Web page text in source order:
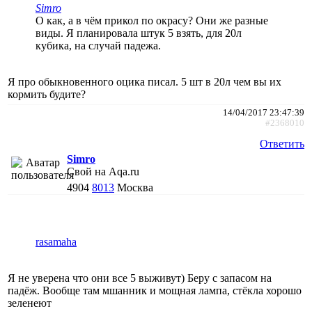
Simro
О как, а в чём прикол по окрасу? Они же разные
виды. Я планировала штук 5 взять, для 20л
кубика, на случай падежа.
Я про обыкновенного оцика писал. 5 шт в 20л чем вы их
кормить будите?
14/04/2017 23:47:39
#2368010
Ответить
Simro
Свой на Aqa.ru
4904 8013 Москва
rasamaha
Я не уверена что они все 5 выживут) Беру с запасом на
падёж. Вообще там мшанник и мощная лампа, стёкла хорошо
зеленеют